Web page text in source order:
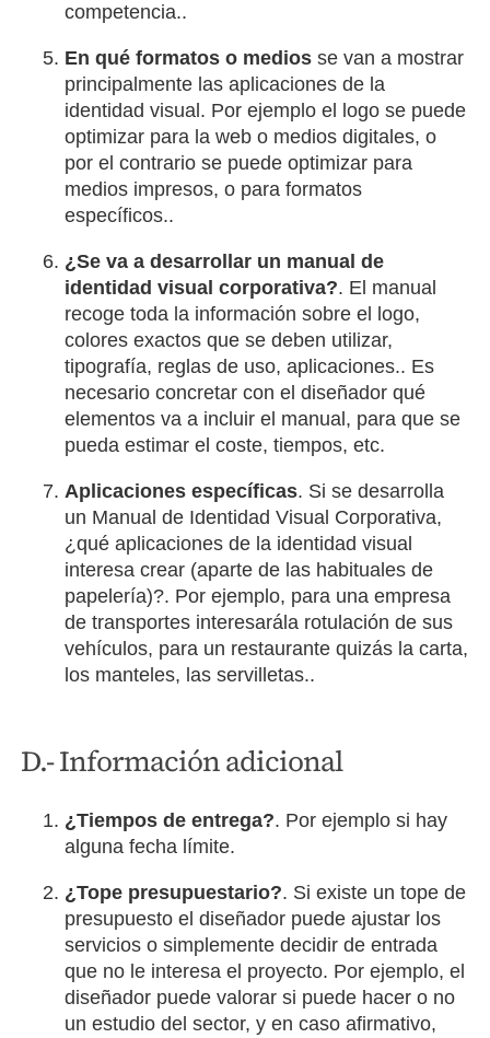
competencia..
En qué formatos o medios se van a mostrar
principalmente las aplicaciones de la
identidad visual. Por ejemplo el logo se puede
optimizar para la web o medios digitales, o
por el contrario se puede optimizar para
medios impresos, o para formatos
específicos..
¿Se va a desarrollar un manual de
identidad visual corporativa?. El manual
recoge toda la información sobre el logo,
colores exactos que se deben utilizar,
tipografía, reglas de uso, aplicaciones.. Es
necesario concretar con el diseñador qué
elementos va a incluir el manual, para que se
pueda estimar el coste, tiempos, etc.
Aplicaciones específicas. Si se desarrolla
un Manual de Identidad Visual Corporativa,
¿qué aplicaciones de la identidad visual
interesa crear (aparte de las habituales de
papelería)?. Por ejemplo, para una empresa
de transportes interesarála rotulación de sus
vehículos, para un restaurante quizás la carta,
los manteles, las servilletas..
D.- Información adicional
¿Tiempos de entrega?. Por ejemplo si hay
alguna fecha límite.
¿Tope presupuestario?. Si existe un tope de
presupuesto el diseñador puede ajustar los
servicios o simplemente decidir de entrada
que no le interesa el proyecto. Por ejemplo, el
diseñador puede valorar si puede hacer o no
un estudio del sector, y en caso afirmativo,